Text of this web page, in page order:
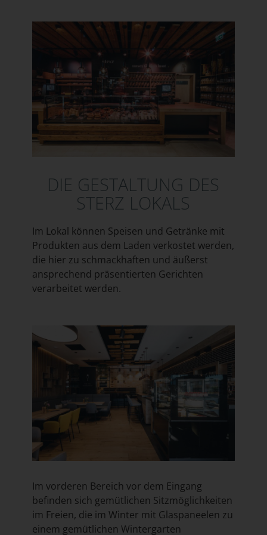
DIE GESTALTUNG DES
STERZ LOKALS
Im Lokal können Speisen und Getränke mit
Produkten aus dem Laden verkostet werden,
die hier zu schmackhaften und äußerst
ansprechend präsentierten Gerichten
verarbeitet werden.
Im vorderen Bereich vor dem Eingang
befinden sich gemütlichen Sitzmöglichkeiten
im Freien, die im Winter mit Glaspaneelen zu
einem gemütlichen Wintergarten